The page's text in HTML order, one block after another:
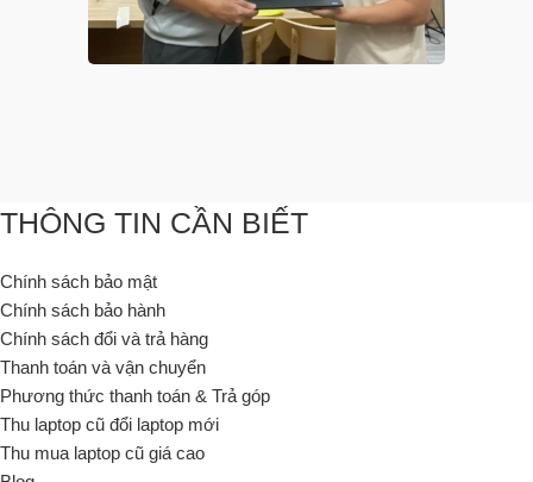
THÔNG TIN CẦN BIẾT
Chính sách bảo mật
Chính sách bảo hành
Chính sách đổi và trả hàng
Thanh toán và vận chuyển
Phương thức thanh toán & Trả góp
Thu laptop cũ đổi laptop mới
Thu mua laptop cũ giá cao